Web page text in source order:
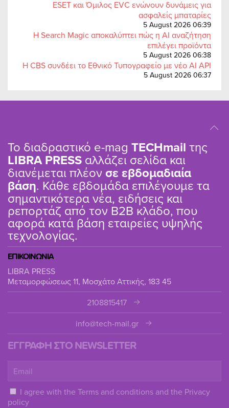
ESET και Όμιλος EVC ενώνουν δυνάμεις για
ασφαλείς μπαταρίες
5 August 2026 06:39
Η Search Magic αποκαλύπτει πώς η AI αναζήτηση
επιλέγει προϊόντα
5 August 2026 06:38
Η CBS συνδέει το Εθνικό Τυπογραφείο με νέο AI API
5 August 2026 06:37
Το διαδραστικό e-mag TΕCHmail της
LIBRA PRESS αλλάζει σελίδα και
διανέμεται πλέον σε εβδομαδιαία
βάση. Κάθε εβδομάδα επιλέγουμε τα
σημαντικότερα νέα, ειδήσεις και
ρεπορτάζ από τον B2B κλάδο, που
αφορά κατά βάση εταιρείες υψηλής
τεχνολογίας.
ΕΠΙΚΟΙΝΩΝΙΑ
LIBRA PRESS
Μεταμορφώσεως 11, Μοσχάτο Αττικής, 183 45
2108815417
info@tech-mail.gr
ΕΓΓΡΑΦΗ ΣΤΟ NEWSLETTER
I agree with the Terms and conditions and the Privacy
policy